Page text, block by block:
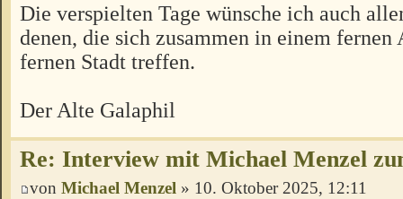
Die verspielten Tage wünsche ich auch
denen, die sich zusammen in einem fernen
fernen Stadt treffen.
Der Alte Galaphil
Re: Interview mit Michael Menzel
von Michael Menzel » 10. Oktober 2025, 12:11